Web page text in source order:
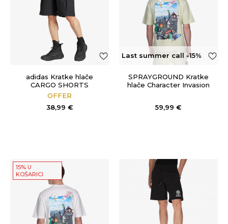
adidas Kratke hlače
CARGO SHORTS
OFFER
38,99 €
Last summer call -15%
OFF
SPRAYGROUND Kratke
hlače Character Invasion
59,99 €
15% U
KOŠARICI